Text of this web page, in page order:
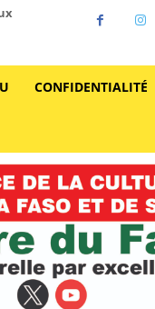
CONFIDENTIALITÉ